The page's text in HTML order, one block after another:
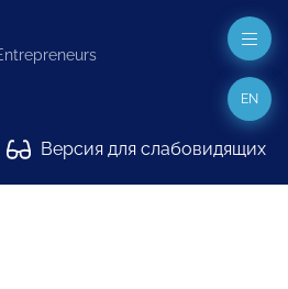
Версия для слабовидящих
EN